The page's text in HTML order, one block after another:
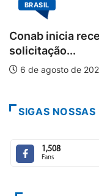
BRASIL
Conab inicia
solicitação...
6 de agosto de
SIGAS NOSSAS
1,508
Fans